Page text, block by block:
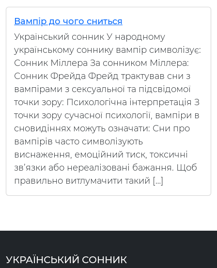
Вампір до чого сниться
Український сонник У народному
українському соннику вампір символізує:
Сонник Міллера За сонником Міллера:
Сонник Фрейда Фрейд трактував сни з
вампірами з сексуальної та підсвідомої
точки зору: Психологічна інтерпретація З
точки зору сучасної психології, вампіри в
сновидіннях можуть означати: Сни про
вампірів часто символізують
виснаження, емоційний тиск, токсичні
зв’язки або нереалізовані бажання. Щоб
правильно витлумачити такий […]
УКРАЇНСЬКИЙ СОННИК